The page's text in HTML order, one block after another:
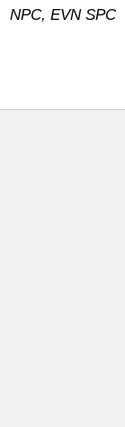
NPC, EVN SPC